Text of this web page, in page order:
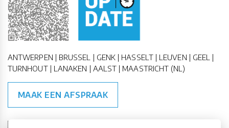
ANTWERPEN | BRUSSEL | GENK | HASSELT | LEUVEN | GEEL |
TURNHOUT | LANAKEN | AALST | MAASTRICHT (NL)
MAAK EEN AFSPRAAK
🇪🇺 🇧🇪